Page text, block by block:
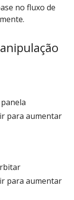
no fluxo de
para aumentar
para aumentar